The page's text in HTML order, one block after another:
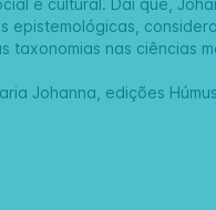
e cultural. Daí que,
epistemológicas,
taxonomias nas ciências
Johanna, edições